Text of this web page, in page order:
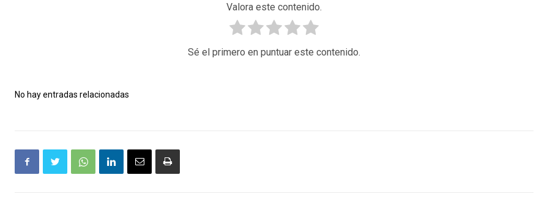
Valora este contenido.
Sé el primero en puntuar este contenido.
No hay entradas relacionadas